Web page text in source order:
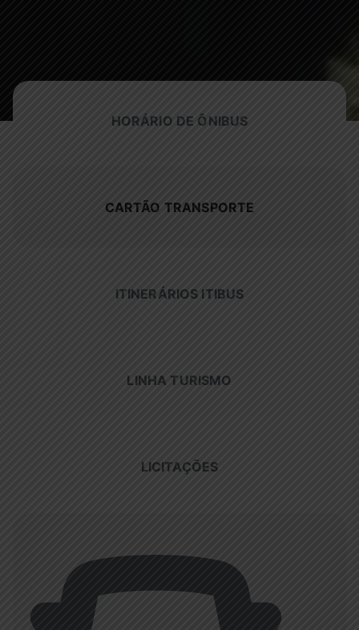
HORÁRIO DE ÔNIBUS
CARTÃO TRANSPORTE
ITINERÁRIOS ITIBUS
LINHA TURISMO
LICITAÇÕES